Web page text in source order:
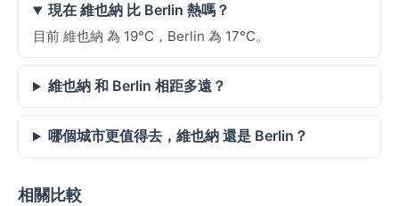
現在 維也納 比 Berlin 熱嗎？
目前 維也納 為 19°C，Berlin 為 17°C。
維也納 和 Berlin 相距多遠？
哪個城市更值得去，維也納 還是 Berlin？
相關比較